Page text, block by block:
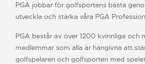
PGA jobbar för golfsportens bästa
utveckla och stärka våra PGA
PGA består av över 1200 kvinnliga och
medlemmar som alla är hängivna att
golfspelaren och golfsporten med